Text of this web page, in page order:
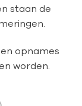
staan de
opnames
worden.